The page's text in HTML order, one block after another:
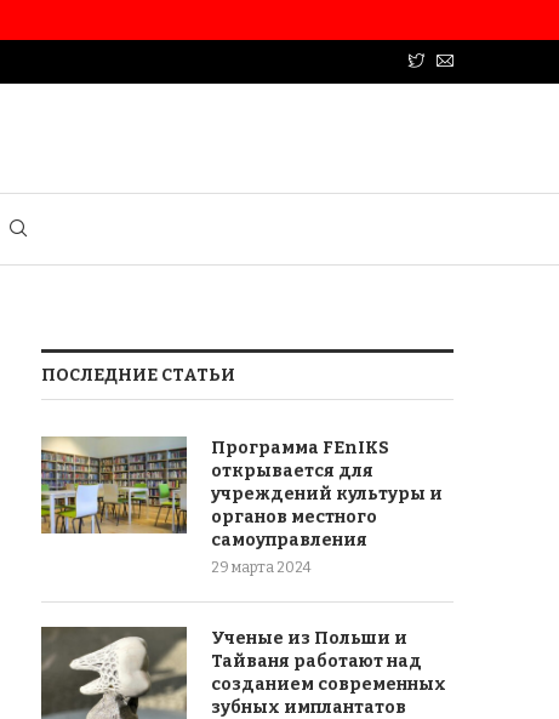
ПОСЛЕДНИЕ СТАТЬИ
Программа FEnIKS
открывается для
учреждений культуры и
органов местного
самоуправления
29 марта 2024
Ученые из Польши и
Тайваня работают над
созданием современных
зубных имплантатов